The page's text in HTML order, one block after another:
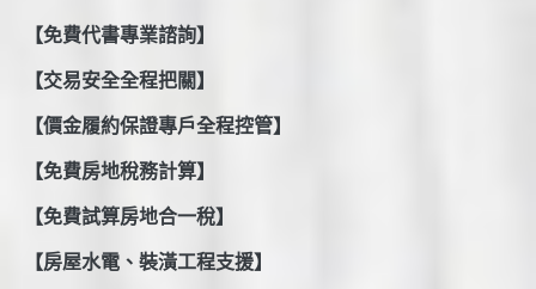
【免費代書專業諮詢】
【交易安全全程把關】
【價金履約保證專戶全程控管】
【免費房地稅務計算】
【免費試算房地合一稅】
【房屋水電、裝潢工程支援】